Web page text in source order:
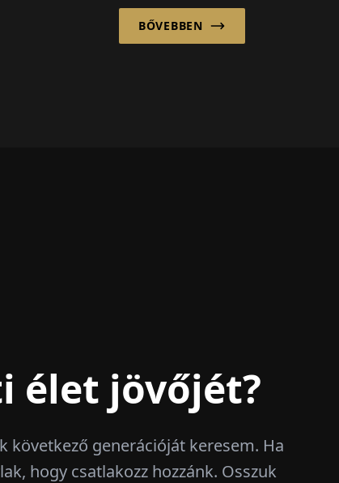
költségnövekedés,
szakemberhiány,
BŐVEBBEN
élet jövőjét?
következő generációját keresem. Ha
hogy csatlakozz hozzánk. Osszuk